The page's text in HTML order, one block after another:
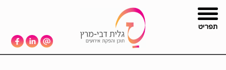
תפריט